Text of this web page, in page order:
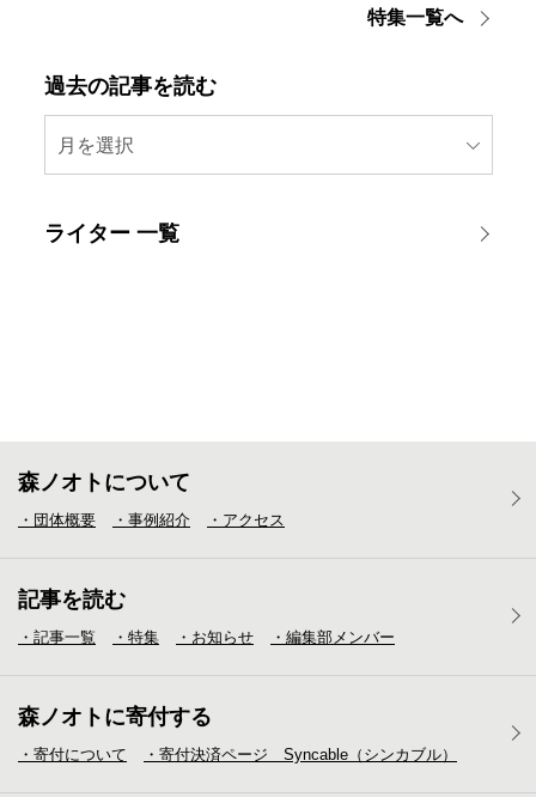
特集一覧へ
過去の記事を読む
月を選択
ライター 一覧
森ノオトについて
・団体概要 ・事例紹介 ・アクセス
記事を読む
・記事一覧 ・特集 ・お知らせ ・編集部メンバー
森ノオトに寄付する
・寄付について ・寄付決済ページ Syncable（シンカブル）